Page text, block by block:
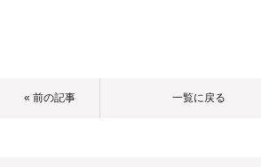
« 前の記事 一覧に戻る